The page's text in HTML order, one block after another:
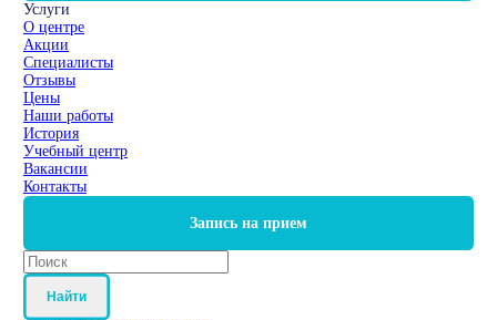
Услуги
О центре
Акции
Специалисты
Отзывы
Цены
Наши работы
История
Учебный центр
Вакансии
Контакты
Запись на прием
Найти